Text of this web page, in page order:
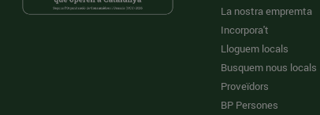
La nostra empremta
Incorpora't
Lloguem locals
Busquem nous locals
Proveïdors
BP Persones